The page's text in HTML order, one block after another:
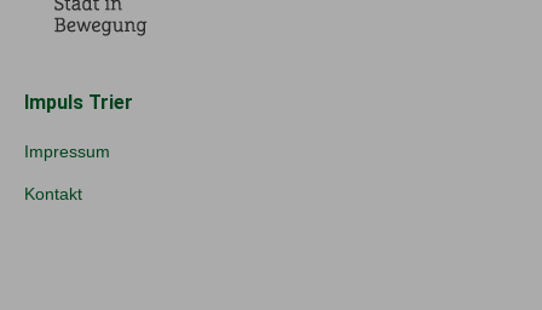
Impuls Trier
Impressum
Kontakt